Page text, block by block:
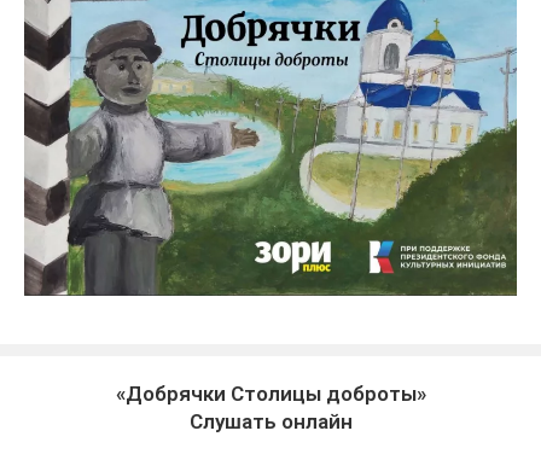
«Добрячки Столицы доброты»
Слушать онлайн